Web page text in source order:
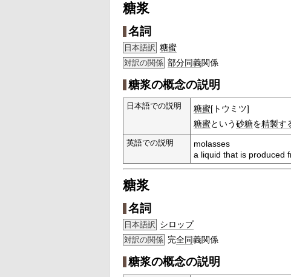
糖浆
名詞
日本語訳 糖蜜
対訳の関係 部分同義関係
糖浆の概念の説明
日本語での説明 糖蜜[トウミツ]
糖蜜という砂糖を精製す
英語での説明
molasses
a liquid that is produced
糖浆
名詞
日本語訳 シロップ
対訳の関係 完全同義関係
糖浆の概念の説明